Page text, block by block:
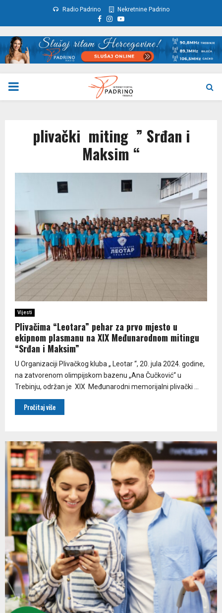
Radio Padrino Nekretnine Padrino
Facebook
Instagram
Youtube
PRIMARY
plivački miting ” Srđan i
Maksim “
Vijesti
Plivačima “Leotara” pehar za prvo mjesto u
ekipnom plasmanu na XIX Međunarodnom mitingu
“Srđan i Maksim”
U Organizaciji Plivačkog kluba „ Leotar “, 20. jula 2024. godine,
na zatvorenom olimpijskom bazenu „Ana Čučković“ u
Trebinju, održan je XIX Međunarodni memorijalni plivački ...
Pročitaj više